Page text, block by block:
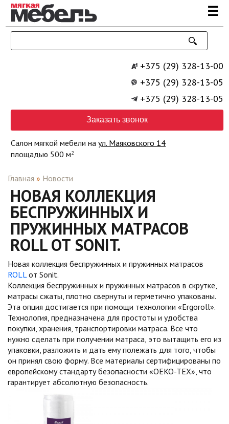
Перейти к основному содержанию ☰
+375 (29) 328-13-00
+375 (29) 328-13-05
+375 (29) 328-13-05
Заказать звонок
Салон мягкой мебели наул. Маяковского 14
площадью 500 м2
Главная » Новости
НОВАЯ КОЛЛЕКЦИЯ
БЕСПРУЖИННЫХ И
ПРУЖИННЫХ МАТРАСОВ
ROLL ОТ SONIT.
Новая коллекция беспружинных и пружинных матрасов
ROLLот Sonit.
Коллекция беспружинных и пружинных матрасов в скрутке,
матрасы сжаты, плотно свернуты и герметично упакованы.
Эта опция достигается при помощи технологии «Ergoroll».
Технология, предназначена для простоты и удобства
покупки, хранения, транспортировки матраса. Все что
нужно сделать при получении матраса, это вытащить его из
упаковки, разложить и дать ему полежать для того, чтобы
он принял свою форму. Все материалы сертифицированы по
европейскому стандарту безопасности «OEKO-TEX», что
гарантирует абсолютную безопасность.